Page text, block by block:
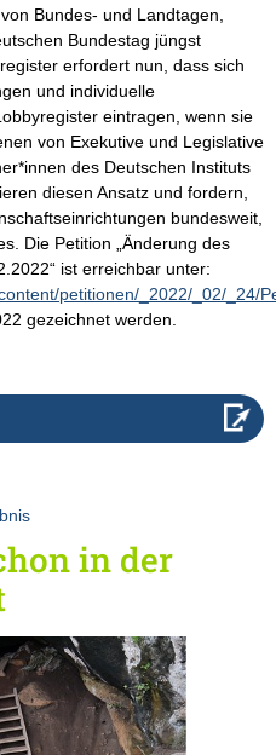
Bundes- und Landtagen,
Bundestag jüngst
erfordert nun, dass sich
und individuelle
eintragen, wenn sie
von Exekutive und Legislative
des Deutschen Instituts
diesen Ansatz und fordern,
bundesweit,
Die Petition „Änderung des
ist erreichbar unter:
petitionen/_2022/_02/_24/
gezeichnet werden.
in der